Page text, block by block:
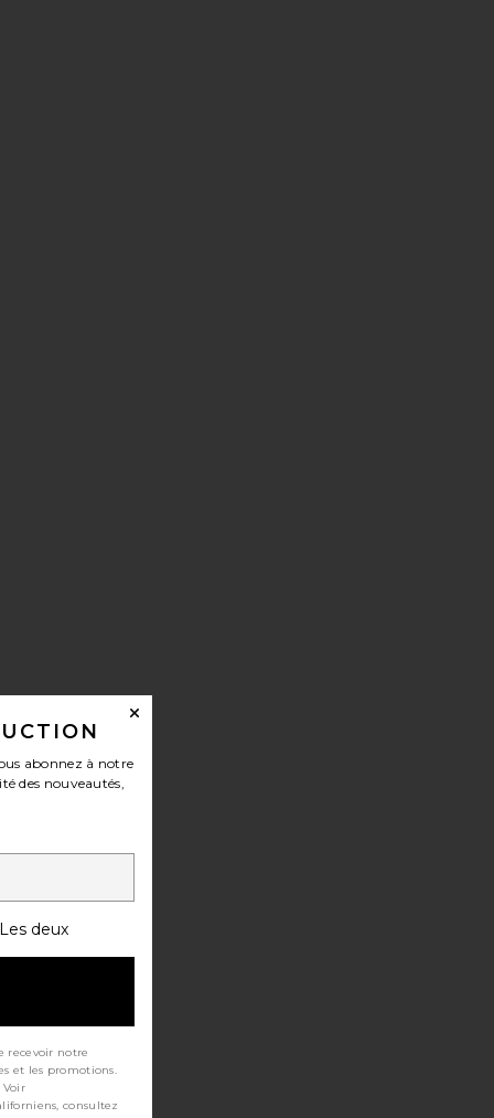
abonnez à notre
des nouveautés,
Les deux
recevoir notre
et les promotions.